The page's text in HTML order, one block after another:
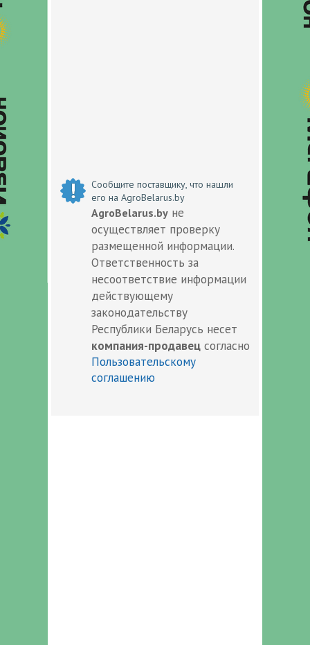
Сообщите поставщику, что нашли
его на AgroBelarus.by
AgroBelarus.by не
осуществляет проверку
размещенной информации.
Ответственность за
несоответствие информации
действующему
законодательству
Республики Беларусь несет
компания-продавец согласно
Пользовательскому
соглашению